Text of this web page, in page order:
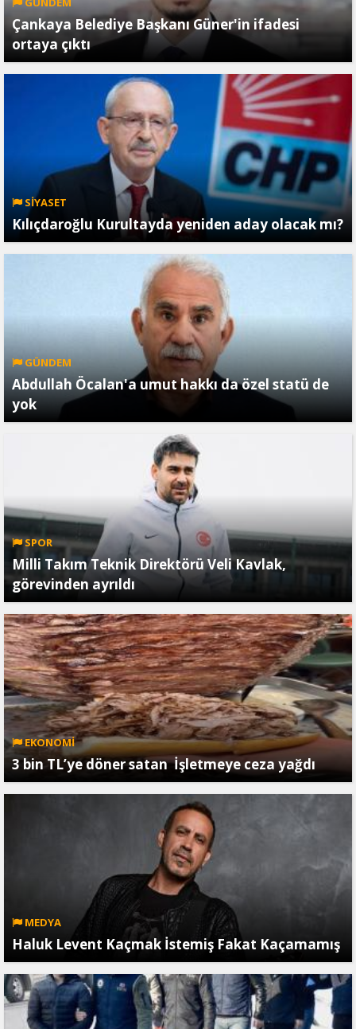
Çankaya Belediye Başkanı Güner'in ifadesi
ortaya çıktı
SİYASET
Kılıçdaroğlu Kurultayda yeniden aday olacak mı?
GÜNDEM
Abdullah Öcalan'a umut hakkı da özel statü de
yok
SPOR
Milli Takım Teknik Direktörü Veli Kavlak,
görevinden ayrıldı
EKONOMİ
3 bin TL’ye döner satan İşletmeye ceza yağdı
MEDYA
Haluk Levent Kaçmak İstemiş Fakat Kaçamamış